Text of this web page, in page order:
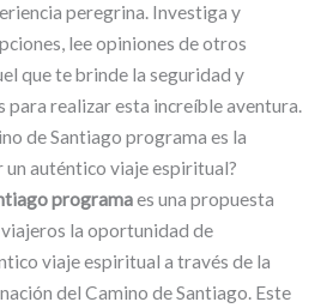
peregrina. Investiga y
lee opiniones de otros
que te brinde la seguridad y
para realizar esta increíble aventura.
de Santiago programa es la
auténtico viaje espiritual?
programaes una propuesta
la oportunidad de
viaje espiritual a través de la
del Camino de Santiago. Este